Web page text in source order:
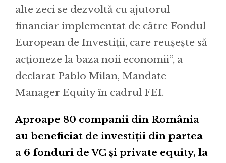
alte zeci se dezvoltă cu ajutorul
financiar implementat de către Fondul
European de Investiții, care reușește să
acționeze la baza noii economii”, a
declarat Pablo Milan, Mandate
Manager Equity în cadrul FEI.
Aproape 80 companii din România
au beneficiat de investiții din partea
a 6 fonduri de VC și private equity, la